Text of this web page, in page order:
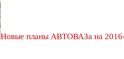
Новые планы АВТОВАЗа на